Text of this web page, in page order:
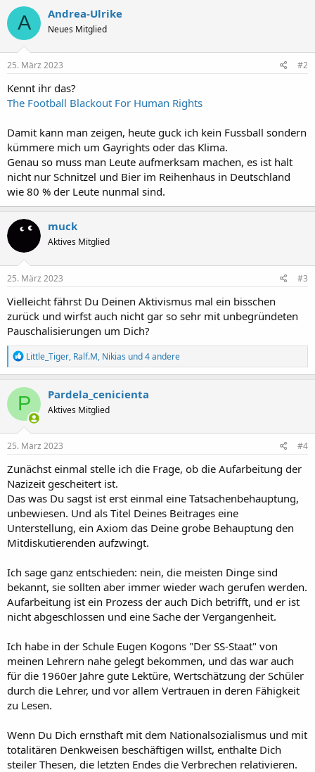
A Andrea-Ulrike
Neues Mitglied
25. März 2023 #2
Kennt ihr das?
The Football Blackout For Human Rights
Damit kann man zeigen, heute guck ich kein Fussball sondern
kümmere mich um Gayrights oder das Klima.
Genau so muss man Leute aufmerksam machen, es ist halt
nicht nur Schnitzel und Bier im Reihenhaus in Deutschland
wie 80 % der Leute nunmal sind.
muck
Aktives Mitglied
25. März 2023 #3
Vielleicht fährst Du Deinen Aktivismus mal ein bisschen
zurück und wirfst auch nicht gar so sehr mit unbegründeten
Pauschalisierungen um Dich?
R
e
a
k
t
o
n
e
:
Little_Tiger, Ralf.M, Nikias und 4 andere
P Pardela_cenicienta
Aktives Mitglied
25. März 2023 #4
Zunächst einmal stelle ich die Frage, ob die Aufarbeitung der
Nazizeit gescheitert ist.
Das was Du sagst ist erst einmal eine Tatsachenbehauptung,
unbewiesen. Und als Titel Deines Beitrages eine
Unterstellung, ein Axiom das Deine grobe Behauptung den
Mitdiskutierenden aufzwingt.
Ich sage ganz entschieden: nein, die meisten Dinge sind
bekannt, sie sollten aber immer wieder wach gerufen werden.
Aufarbeitung ist ein Prozess der auch Dich betrifft, und er ist
nicht abgeschlossen und eine Sache der Vergangenheit.
Ich habe in der Schule Eugen Kogons "Der SS-Staat" von
meinen Lehrern nahe gelegt bekommen, und das war auch
für die 1960er Jahre gute Lektüre, Wertschätzung der Schüler
durch die Lehrer, und vor allem Vertrauen in deren Fähigkeit
zu Lesen.
Wenn Du Dich ernsthaft mit dem Nationalsozialismus und mit
totalitären Denkweisen beschäftigen willst, enthalte Dich
steiler Thesen, die letzten Endes die Verbrechen relativieren.